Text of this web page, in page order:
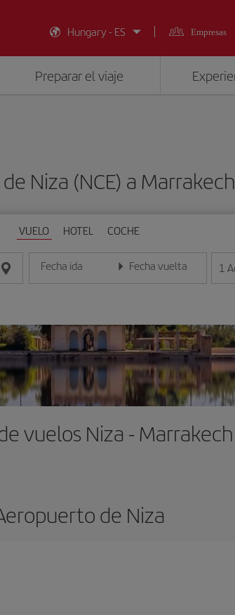
Hungary - ES
Empresas
Preparar el viaje
Niza (NCE) a
VUELO HOTEL COCHE
Fecha ida
Introduce la fecha en formato día/mes/año
Fecha vuelta
Introduce la fecha en 1
vuelos Niza - Marrakech
de Niza